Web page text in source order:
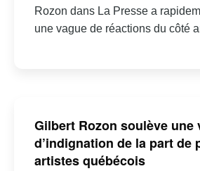
Rozon dans La Presse a
une vague de réactions du côté
Gilbert Rozon soulève une
d’indignation de la part de
artistes québécois